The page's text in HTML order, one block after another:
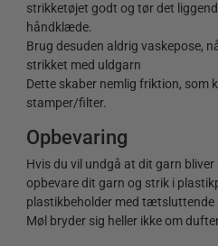
strikketøjet godt og tør det
håndklæde.
Brug desuden aldrig vaskepose,
strikket med uldgarn
Dette skaber nemlig friktion, som
stamper/filter.
Opbevaring
Hvis du vil undgå at dit garn
opbevare dit garn og strik i
plastikbeholder med tætsluttende
Møl bryder sig heller ikke om